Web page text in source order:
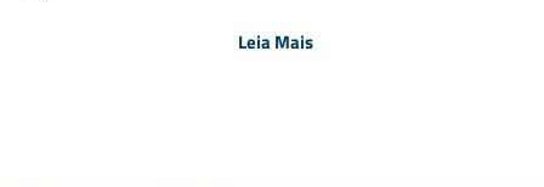
Leia Mais